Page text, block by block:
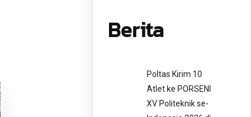
Berita
Poltas Kirim 10
Atlet ke PORSENI
XV Politeknik se-